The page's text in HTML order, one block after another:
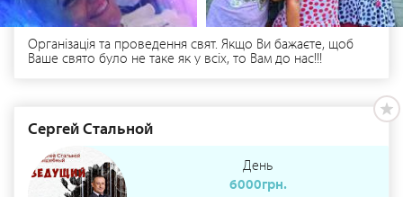
Організація та проведення свят. Якщо Ви бажаєте, щоб
Ваше свято було не таке як у всіх, то Вам до нас!!!
Сергей Стальной
День
6000грн.